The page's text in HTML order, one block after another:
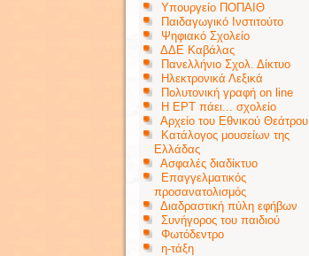
Υπουργείο ΠΟΠΑΙΘ
Παιδαγωγικό Ινστιτούτο
Ψηφιακό Σχολείο
ΔΔΕ Καβάλας
Πανελλήνιο Σχολ. Δίκτυο
Ηλεκτρονικά Λεξικά
Πολυτονική γραφή on line
Η ΕΡΤ πάει... σχολείο
Αρχείο του Εθνικού Θεάτρου
Κατάλογος μουσείων της
Ελλάδας
Ασφαλές διαδίκτυο
Επαγγελματικός
προσανατολισμός
Διαδραστική πύλη εφήβων
Συνήγορος του παιδιού
Φωτόδεντρο
η-τάξη